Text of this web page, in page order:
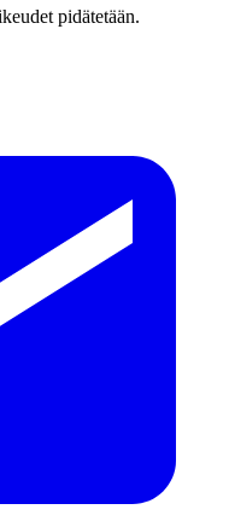
pidätetään.